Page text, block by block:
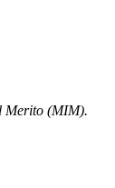
Merito (MIM).